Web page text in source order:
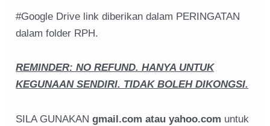
#Google Drive link diberikan dalam PERINGATAN
dalam folder RPH.
REMINDER: NO REFUND. HANYA UNTUK
KEGUNAAN SENDIRI. TIDAK BOLEH DIKONGSI.
SILA GUNAKAN gmail.com atau yahoo.com untuk